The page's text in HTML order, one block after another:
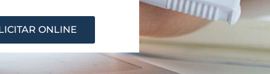
ONLINE